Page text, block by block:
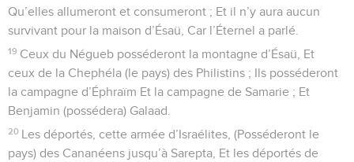
Qu’elles allumeront et consumeront ; Et il n’y aura aucun
survivant pour la maison d’Ésaü, Car l’Éternel a parlé.
19 Ceux du Négueb posséderont la montagne d’Ésaü, Et
ceux de la Chephéla (le pays) des Philistins ; Ils posséderont
la campagne d’Éphraïm Et la campagne de Samarie ; Et
Benjamin (possédera) Galaad.
20 Les déportés, cette armée d’Israélites, (Posséderont le
pays) des Cananéens jusqu’à Sarepta, Et les déportés de